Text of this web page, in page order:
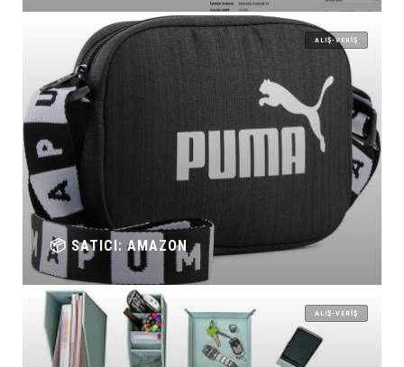
ALIŞ-VERIŞ
📦 SATICI: AMAZON
ALIŞ-VERIŞ